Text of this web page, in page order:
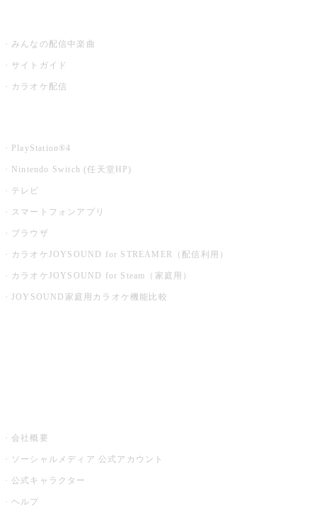
みんなの配信中楽曲
サイトガイド
カラオケ配信
PlayStation®4
Nintendo Switch (任天堂HP)
テレビ
スマートフォンアプリ
ブラウザ
カラオケJOYSOUND for STREAMER（配信利用）
カラオケJOYSOUND for Steam（家庭用）
JOYSOUND家庭用カラオケ機能比較
会社概要
ソーシャルメディア 公式アカウント
公式キャラクター
ヘルプ